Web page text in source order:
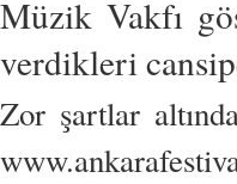
Müzik Vakfı
verdikleri
Zor şartlar